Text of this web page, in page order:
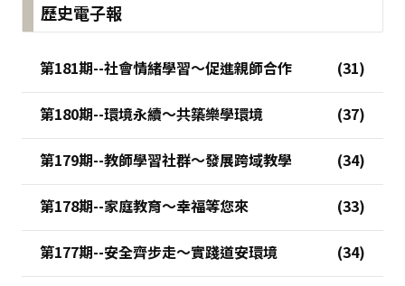
歷史電子報
第181期--社會情緒學習～促進親師合作
第180期--環境永續～共築樂學環境
第179期--教師學習社群～發展跨域教學
第178期--家庭教育～幸福等您來
第177期--安全齊步走～實踐道安環境